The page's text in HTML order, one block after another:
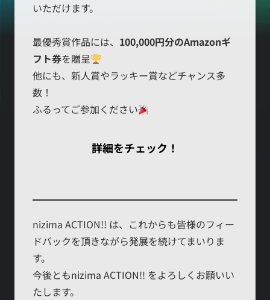
いただけます。
最優秀賞作品には、 100,000円分のAmazonギ
フト券を贈呈
他にも、新人賞やラッキー賞などチャンス多
数！
ふるってご参加ください
詳細をチェック！
nizima ACTION!! は、これからも皆様のフィー
ドバックを頂きながら発展を続けてまいりま
す。
今後ともnizima ACTION!! をよろしくお願いい
たします。